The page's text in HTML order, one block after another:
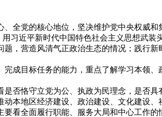
党的核心地位，坚决维护党中央权威和
习近平新时代中国特色社会主义思想武
，营造风清气正政治生态的情况；践行
目标任务的能力，重点了解学习本领、
恪守立党为公、执政为民理念，是否具
本地区经济建设、政治建设、文化建设
看全面履行职能、服务大局和中心工作